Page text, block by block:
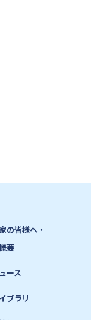
の皆様へ・
要
ース
ブラリ